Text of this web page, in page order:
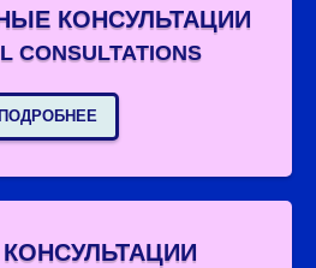
КОНСУЛЬТАЦИИ
CONSULTATIONS